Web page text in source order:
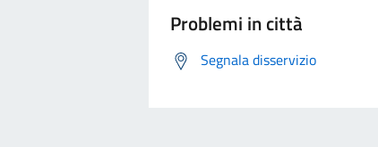
Problemi in città
Segnala disservizio